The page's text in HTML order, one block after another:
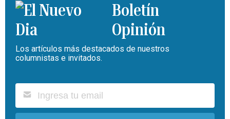
Boletín
Opinión
Los artículos más destacados de nuestros
columnistas e invitados.